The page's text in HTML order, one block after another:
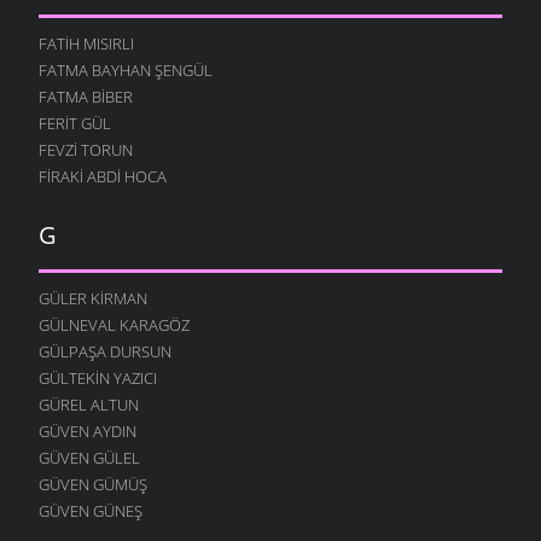
DUYUN BENI
14 ARALIK 2009
ÖĞREN MATEMATIĞI
9 ARALIK 2009
GÖR ÖĞRETMENIM
5 ARALIK 2009
26 KASIM 2009
ÖĞRETMEN
23 KASIM 2009
İNSAN OLALIM BEYLER
23 KASIM 2009
SEVDAN ETTI
21 KASIM 2009
DOĞAYI ÖZLERDIK
21 KASIM 2009
SÖZÜM ANLAYANA
FATIH MISIRLI
FATMA BAYHAN ŞENGÜL
FATMA BIBER
FERIT GÜL
FEVZI TORUN
FIRAKI ABDI HOCA
G
GÜLER KIRMAN
GÜLNEVAL KARAGÖZ
GÜLPAŞA DURSUN
GÜLTEKIN YAZICI
GÜREL ALTUN
GÜVEN AYDIN
GÜVEN GÜLEL
GÜVEN GÜMÜŞ
GÜVEN GÜNEŞ